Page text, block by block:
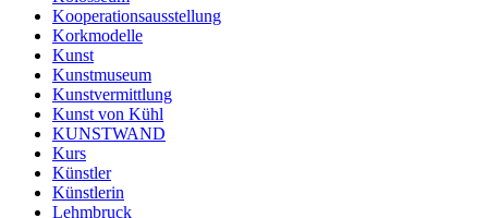
Kooperationsausstellung
Korkmodelle
Kunst
Kunstmuseum
Kunstvermittlung
Kunst von Kühl
KUNSTWAND
Kurs
Künstler
Künstlerin
Lehmbruck